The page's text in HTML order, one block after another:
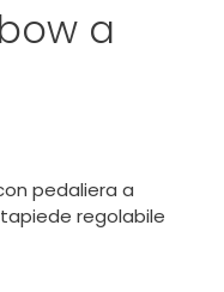
a
pedaliera a
regolabile